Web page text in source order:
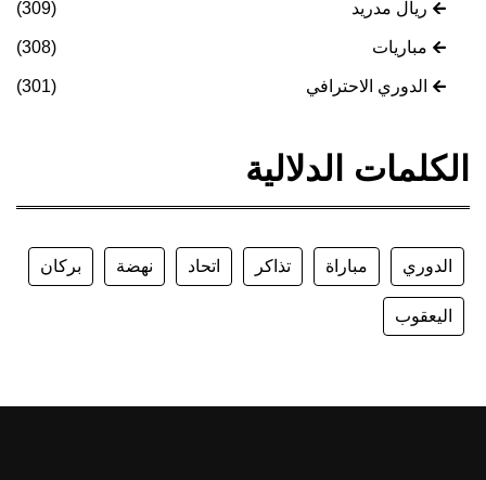
ريال مدريد (309)
مباريات (308)
الدوري الاحترافي (301)
الكلمات الدلالية
الدوري مباراة تذاكر اتحاد نهضة بركان
اليعقوب